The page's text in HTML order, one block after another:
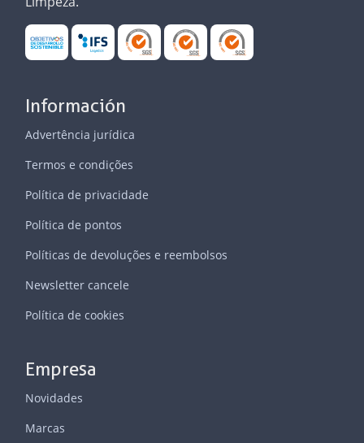
Información
Advertência jurídica
Termos e condições
Política de privacidade
Política de pontos
Políticas de devoluções e reembolsos
Newsletter cancele
Política de cookies
Empresa
Novidades
Marcas